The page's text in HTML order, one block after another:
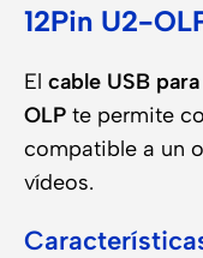
12Pin U2-
El cable USB
OLP te permite
compatible a un
vídeos.